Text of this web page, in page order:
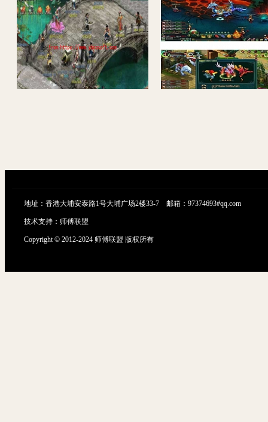
地址：香港大埔安泰路1号大埔广场2楼33-7 邮箱：97374693#qq.com
技术支持： 师傅联盟
Copyright © 2012-2024 师傅联盟 版权所有